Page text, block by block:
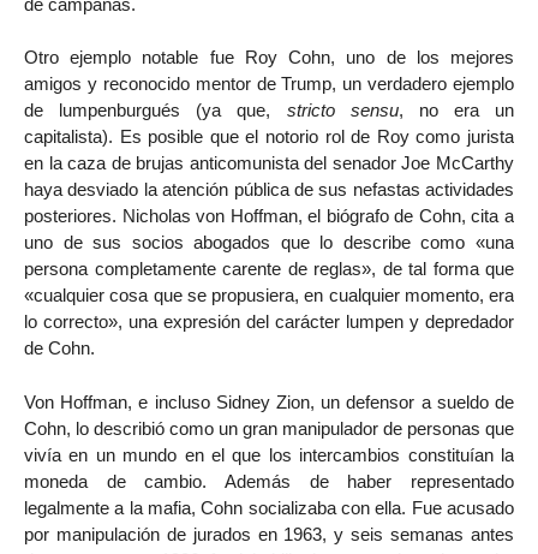
Otro ejemplo notable fue Roy Cohn, uno de los mejores
amigos y reconocido mentor de Trump, un verdadero ejemplo
de lumpenburgués (ya que, stricto sensu, no era un
capitalista). Es posible que el notorio rol de Roy como jurista
en la caza de brujas anticomunista del senador Joe McCarthy
haya desviado la atención pública de sus nefastas actividades
posteriores. Nicholas von Hoffman, el biógrafo de Cohn, cita a
uno de sus socios abogados que lo describe como «una
persona completamente carente de reglas», de tal forma que
«cualquier cosa que se propusiera, en cualquier momento, era
lo correcto», una expresión del carácter lumpen y depredador
de Cohn.
Von Hoffman, e incluso Sidney Zion, un defensor a sueldo de
Cohn, lo describió como un gran manipulador de personas que
vivía en un mundo en el que los intercambios constituían la
moneda de cambio. Además de haber representado
legalmente a la mafia, Cohn socializaba con ella. Fue acusado
por manipulación de jurados en 1963, y seis semanas antes